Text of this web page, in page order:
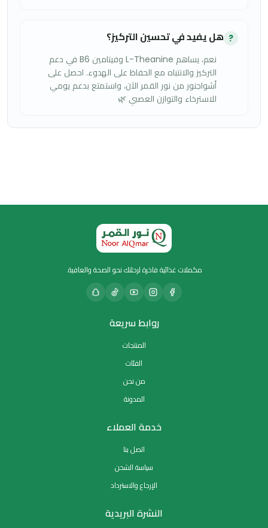
? هل يفيد في تحسين التركيز؟
نعم، يساهم L-Theanine وفيتامين B6 في دعم
التركيز والانتباه مع الحفاظ على الهدوء. احصل على
أشواجنور من نور القمر الآن، واستمتع بدعم يومي
للاسترخاء والتوازن العصبي 🌿
مكملات غذائية فاخرة لرحلتك نحو الصحة والعافية.
روابط سريعة
المنتجات
الفئات
من نحن
المدونة
خدمة العملاء
اتصل بنا
سياسة الشحن
الإرجاع والاسترداد
النشرة البريدية